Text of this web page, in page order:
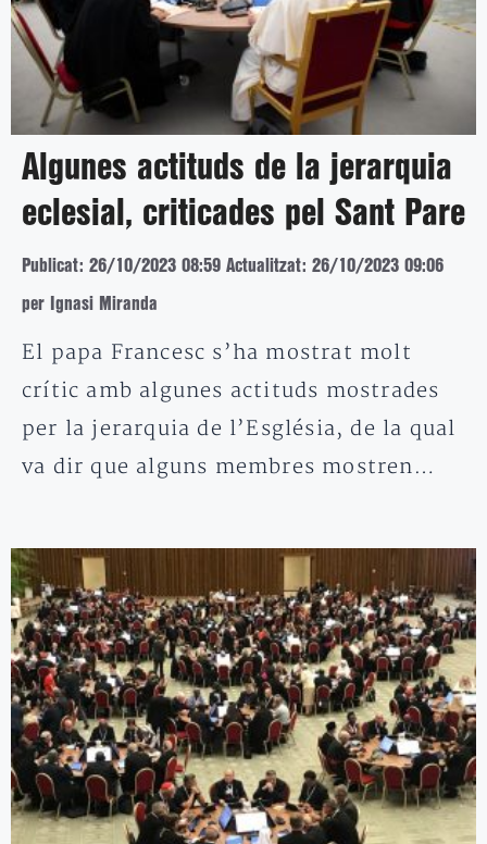
Algunes actituds de la jerarquia
eclesial, criticades pel Sant Pare
Publicat: 26/10/2023 08:59 Actualitzat: 26/10/2023 09:06
per Ignasi Miranda
El papa Francesc s’ha mostrat molt
crític amb algunes actituds mostrades
per la jerarquia de l’Església, de la qual
va dir que alguns membres mostren…